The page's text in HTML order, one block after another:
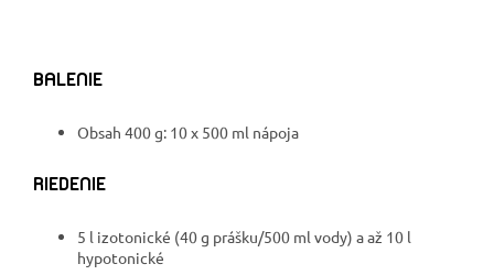
BALENIE
Obsah 400 g: 10 x 500 ml nápoja
RIEDENIE
5 l izotonické (40 g prášku/500 ml vody) a až 10 l
hypotonické